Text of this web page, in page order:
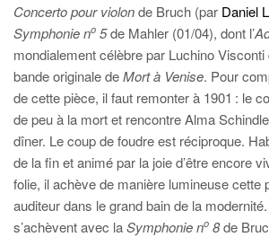
Concerto pour violonde Bruch (par Daniel
Symphonie no 5de Mahler (01/04), dont l’
mondialement célèbre par Luchino Visconti
bande originale deMort à Venise. Pour
de cette pièce, il faut remonter à 1901 : le
de peu à la mort et rencontre Alma
dîner. Le coup de foudre est réciproque.
de la fin et animé par la joie d’être encore
folie, il achève de manière lumineuse cette
auditeur dans le grand bain de la
s’achèvent avec laSymphonie no 8de